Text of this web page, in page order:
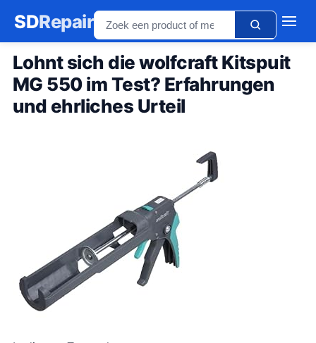
SDRepair
Lohnt sich die wolfcraft Kitspuit
MG 550 im Test? Erfahrungen
und ehrliches Urteil